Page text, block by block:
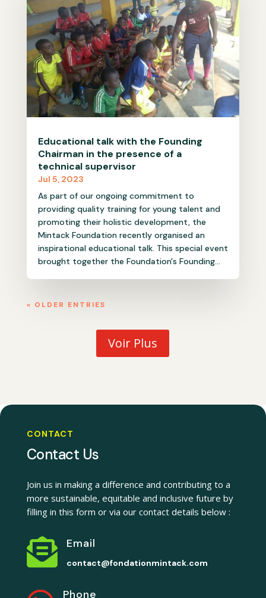
Educational talk with the Founding
Chairman in the presence of a
technical supervisor
Jul 5, 2023
As part of our ongoing commitment to
providing quality training for young talent and
promoting their holistic development, the
Mintack Foundation recently organised an
inspirational educational talk. This special event
brought together the Foundation's Founding...
« OLDER ENTRIES
Voir Plus
CONTACT
Contact Us
Join us in making a difference and contributing to a
more sustainable, equitable and inclusive future by
filling in this form or via our contact details below :
 Email
contact@fondationmintack.com
Phone